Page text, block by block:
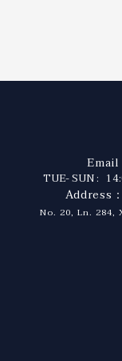
TUE- SUN :
Address
No. 20, Ln. 284,